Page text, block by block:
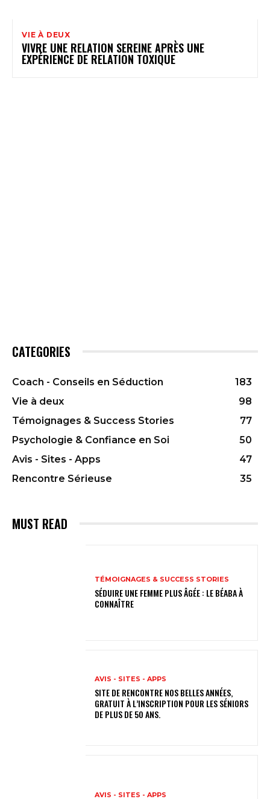
VIE À DEUX
VIVRE UNE RELATION SEREINE APRÈS UNE
EXPÉRIENCE DE RELATION TOXIQUE
CATEGORIES
Coach - Conseils en Séduction
183
Vie à deux
98
Témoignages & Success Stories
77
Psychologie & Confiance en Soi
50
Avis - Sites - Apps
47
Rencontre Sérieuse
35
MUST READ
TÉMOIGNAGES & SUCCESS STORIES
SÉDUIRE UNE FEMME PLUS ÂGÉE : LE BÉABA À
CONNAÎTRE
AVIS - SITES - APPS
SITE DE RENCONTRE NOS BELLES ANNÉES,
GRATUIT À L’INSCRIPTION POUR LES SÉNIORS
DE PLUS DE 50 ANS.
AVIS - SITES - APPS